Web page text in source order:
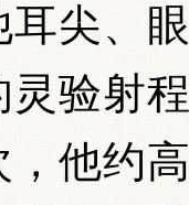
耳尖、
灵验射
，他约